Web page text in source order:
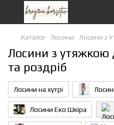
Каталог Лосини Лосини з
Лосини з утяжкою
та роздріб
Лосини на хутрі
Лосини Еко Шкіра